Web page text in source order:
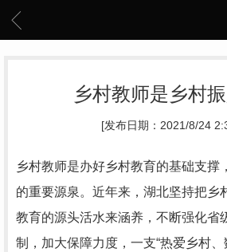
乡村教师是乡村
[发布日期：2021/8/24
乡村教师是办好乡村教育的基础支撑
的重要源泉。近年来，湖北坚持把乡
教育的源头活水来涵养，不断强化省
制，加大保障力度，一支“热爱乡村